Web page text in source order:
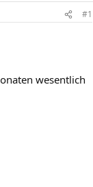
#1
wesentlich